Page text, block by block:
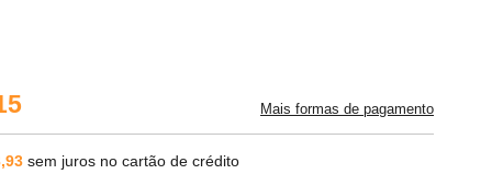
Mais formas de pagamento
sem juros no cartão de crédito